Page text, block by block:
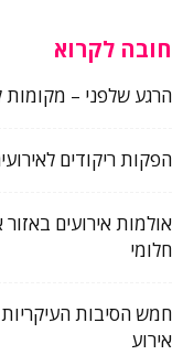
חובה לקרוא
הרגע שלפני – מקומות
הפקות ריקודים
אולמות אירועים
חלומי
חמש הסיבות
אירוע